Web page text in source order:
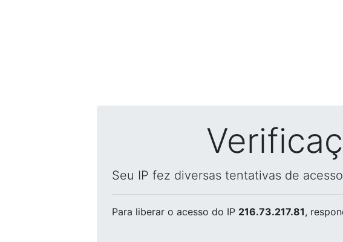
Seu IP fez diversas tentativas de
Para liberar o acesso do IP 216.73.217.81,